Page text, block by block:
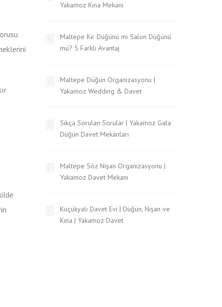
Yakamoz Kına Mekanı
Maltepe Kır Düğünü mi Salon Düğünü
mü? 5 Farklı Avantaj
Maltepe Düğün Organizasyonu |
Yakamoz Wedding & Davet
Sıkça Sorulan Sorular | Yakamoz Gala
Düğün Davet Mekanları
Maltepe Söz Nişan Organizasyonu |
Yakamoz Davet Mekanı
Küçükyalı Davet Evi | Düğün, Nişan ve
Kına | Yakamoz Davet